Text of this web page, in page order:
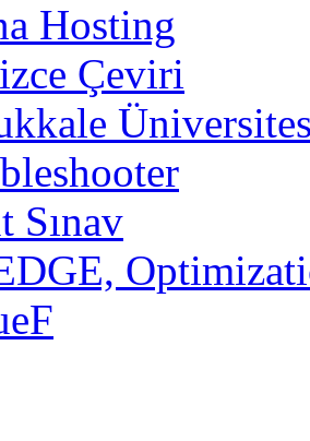
Hosting
Çeviri
Sınav